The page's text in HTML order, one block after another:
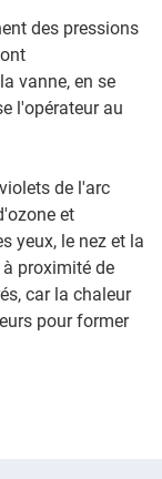
des pressions
vanne, en se
l'opérateur au
de l'arc
et
yeux, le nez et la
proximité de
car la chaleur
pour former